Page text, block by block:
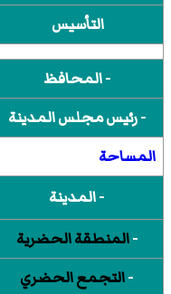
التأسيس
- المحافظ
- رئيس مجلس المدينة
المساحة
- المدينة
-المنطقة الحضرية
-التجمع الحضري